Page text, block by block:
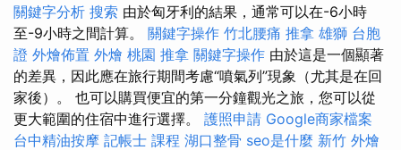
關鍵字分析 搜索 由於匈牙利的結果，通常可以在-6小時
至-9小時之間計算。 關鍵字操作 竹北腰痛 推拿 雄獅 台胞
證 外燴佈置 外燴 桃園 推拿 關鍵字操作 由於這是一個顯著
的差異，因此應在旅行期間考慮“噴氣列”現象（尤其是在回
家後）。 也可以購買便宜的第一分鐘觀光之旅，您可以從
更大範圍的住宿中進行選擇。 護照申請 Google商家檔案
台中精油按摩 記帳士 課程 湖口整骨 seo是什麼 新竹 外燴